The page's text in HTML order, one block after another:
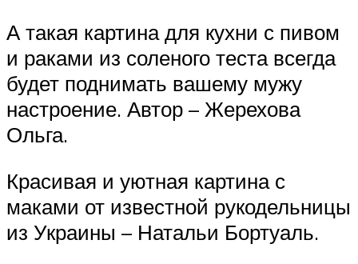
А такая картина для кухни с пивом
и раками из соленого теста всегда
будет поднимать вашему мужу
настроение. Автор – Жерехова
Ольга.
Красивая и уютная картина с
маками от известной рукодельницы
из Украины – Натальи Бортуаль.